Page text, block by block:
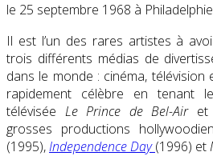
le 25 septembre 1968 à Philadelphie
Il est l’un des rares artistes à
trois différents médias de
dans le monde : cinéma, télévision
rapidement célèbre en tenant
télévisée Le Prince de Bel-Airet
grosses productions
(1995),Independence Day(1996) et